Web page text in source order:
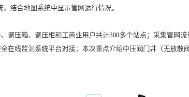
结合地图系统中显示管网运行情况。
调压箱、调压柜和工商业用户共计300多个站点；采集管网流
在线监测系统平台对接；本次重点介绍中压阀门井（无放散